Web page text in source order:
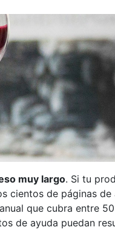
muy largo. Si tu
cientos de páginas de
que cubra entre
de ayuda puedan